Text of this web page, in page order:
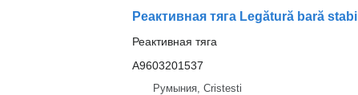
Реактивная тяга
A9603201537
Румыния, Cristesti